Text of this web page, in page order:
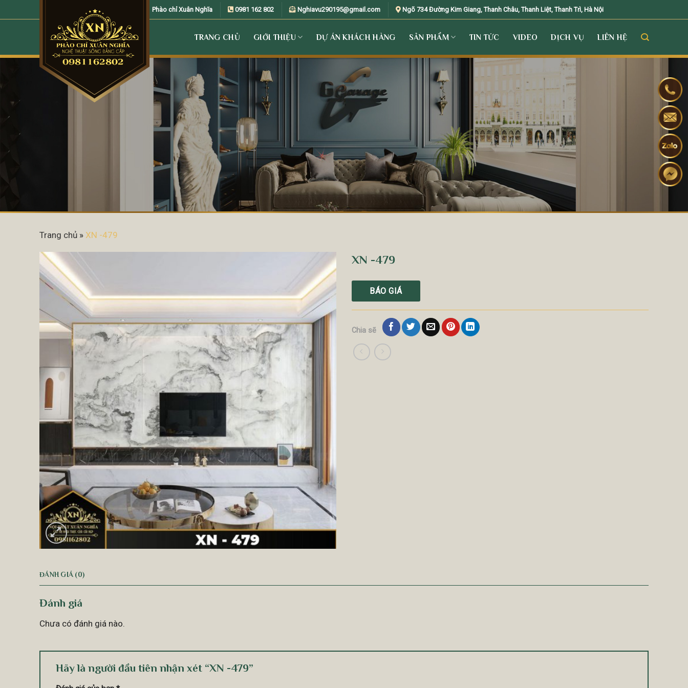
to
Phào chỉ Xuân Nghĩa 0981 162 802 Nghiavu290195@gmail.com Ngõ 734 Đường Kim Giang, Thanh Châu, Thanh Liệt, Thanh Trì, Hà Nội
TRANG CHỦ GIỚI THIỆU DỰ ÁN KHÁCH HÀNG SẢN PHẨM TIN TỨC VIDEO DỊCH VỤ LIÊN HỆ
Trang chủ » XN -479
XN -479
BÁO GIÁ
Chia sẽ
ĐÁNH GIÁ (0)
Đánh giá
Chưa có đánh giá nào.
Hãy là người đầu tiên nhận xét “XN -479”